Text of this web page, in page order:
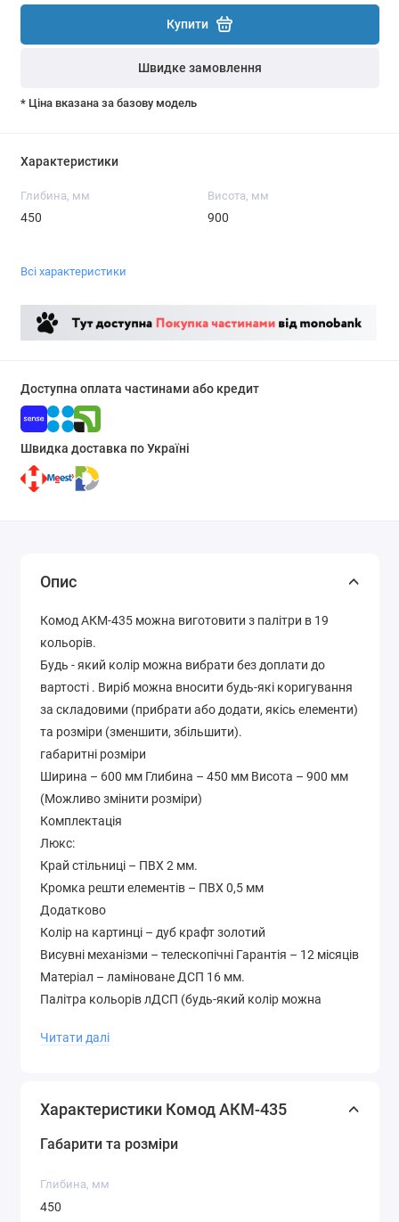
Купити
Швидке замовлення
* Ціна вказана за базову модель
Характеристики
Глибина, мм
450
Висота, мм
900
Всі характеристики
Доступна оплата частинами або кредит
Швидка доставка по Україні
Опис
Комод АКМ-435 можна виготовити з палітри в 19
кольорів.
Будь - який колір можна вибрати без доплати до
вартості . Виріб можна вносити будь-які коригування
за складовими (прибрати або додати, якісь елементи)
та розміри (зменшити, збільшити).
габаритні розміри
Ширина – 600 мм Глибина – 450 мм Висота – 900 мм
(Можливо змінити розміри)
Комплектація
Люкс:
Край стільниці – ПВХ 2 мм.
Кромка решти елементів – ПВХ 0,5 мм
Додатково
Колір на картинці – дуб крафт золотий
Висувні механізми – телескопічні Гарантія – 12 місяців
Матеріал – ламіноване ДСП 16 мм.
Палітра кольорів лДСП (будь-який колір можна
Читати далі
Характеристики Комод АКМ-435
Габарити та розміри
Глибина, мм
450